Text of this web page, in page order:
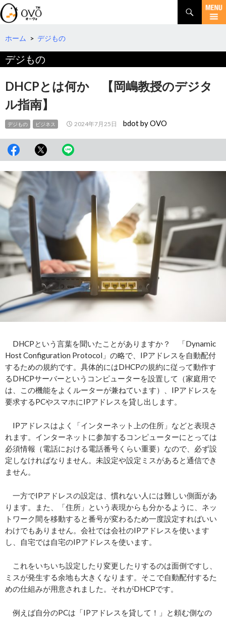
検
索
コ
テ
ツ
へ
移
動
ホーム > デジもの
デジもの
DHCPとは何か 【岡嶋教授のデジタ
ル指南】
デジもの ビジネス 2024年7月25日 bdot by OVO
DHCPという言葉を聞いたことがありますか？ 「Dynamic
Host Configuration Protocol」の略で、IPアドレスを自動配付
するための規約です。具体的にはDHCPの規約に従って動作す
るDHCPサーバーというコンピューターを設置して（家庭用で
は、この機能をよくルーターが兼ねています）、IPアドレスを
要求するPCやスマホにIPアドレスを貸し出します。
IPアドレスはよく「インターネット上の住所」などと表現さ
れます。インターネットに参加するコンピューターにとっては
必須情報（電話における電話番号くらい重要）なので、必ず設
定しなければなりません。未設定や設定ミスがあると通信でき
ません。
一方でIPアドレスの設定は、慣れない人には難しい側面があ
ります。また、「住所」という表現からも分かるように、ネッ
トワーク間を移動すると番号が変わるため一度設定すればいい
わけでもありません。会社では会社のIPアドレスを使います
し、自宅では自宅のIPアドレスを使います。
これをいちいち設定したり変更したりするのは面倒ですし、
ミスが発生する余地も大きくなります。そこで自動配付するた
めの仕組みが用意されました。それがDHCPです。
例えば自分のPCは「IPアドレスを貸して！」と頼む側なの